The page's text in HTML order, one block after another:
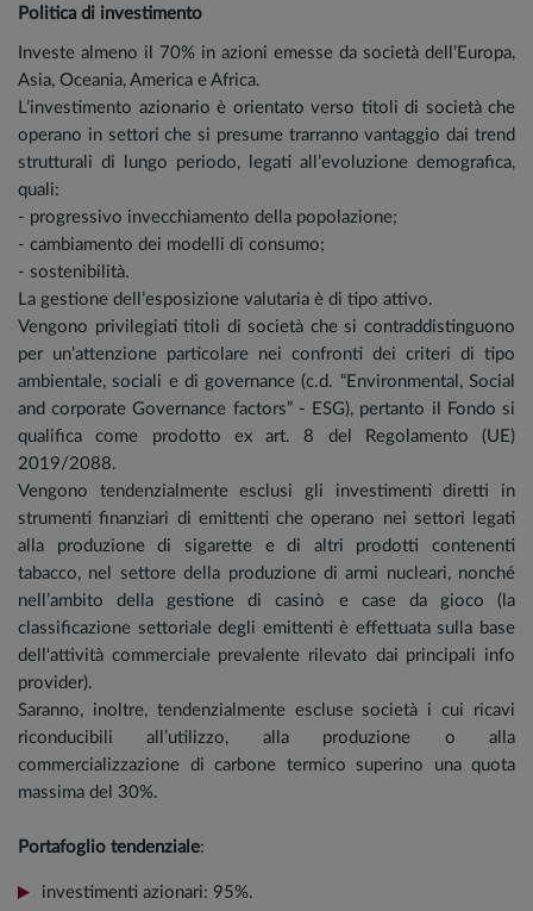
Politica di investimento
Investe almeno il 70% in azioni emesse da società dell’Europa,
Asia, Oceania, America e Africa.
L’investimento azionario è orientato verso titoli di società che
operano in settori che si presume trarranno vantaggio dai trend
strutturali di lungo periodo, legati all’evoluzione demografica,
quali:
- progressivo invecchiamento della popolazione;
- cambiamento dei modelli di consumo;
- sostenibilità.
La gestione dell’esposizione valutaria è di tipo attivo.
Vengono privilegiati titoli di società che si contraddistinguono
per un’attenzione particolare nei confronti dei criteri di tipo
ambientale, sociali e di governance (c.d. “Environmental, Social
and corporate Governance factors” - ESG), pertanto il Fondo si
qualifica come prodotto ex art. 8 del Regolamento (UE)
2019/2088.
Vengono tendenzialmente esclusi gli investimenti diretti in
strumenti finanziari di emittenti che operano nei settori legati
alla produzione di sigarette e di altri prodotti contenenti
tabacco, nel settore della produzione di armi nucleari, nonché
nell’ambito della gestione di casinò e case da gioco (la
classificazione settoriale degli emittenti è effettuata sulla base
dell'attività commerciale prevalente rilevato dai principali info
provider).
Saranno, inoltre, tendenzialmente escluse società i cui ricavi
riconducibili all’utilizzo, alla produzione o alla
commercializzazione di carbone termico superino una quota
massima del 30%.
Portafoglio tendenziale:
investimenti azionari: 95%.